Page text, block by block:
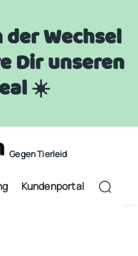
Wechsel
Dir unseren
☀️
Gegen Tierleid
Kundenportal